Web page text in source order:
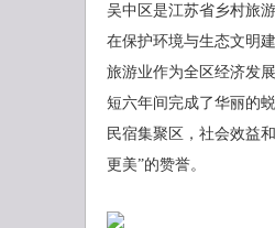
吴中区是江苏省乡村旅
在保护环境与生态文明
旅游业作为全区经济发
短六年间完成了华丽的
民宿集聚区，社会效益
更美”的赞誉。